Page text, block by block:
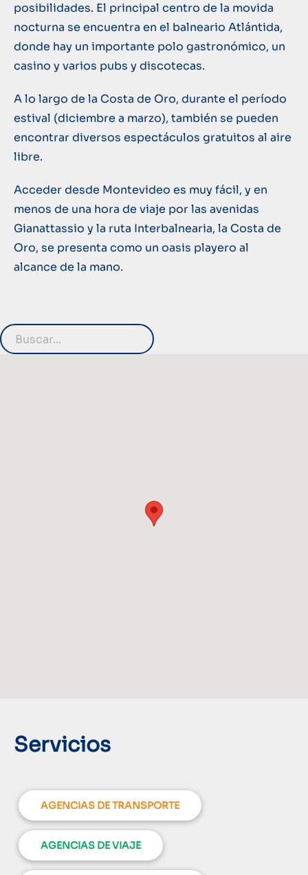
posibilidades. El principal centro de la movida
nocturna se encuentra en el balneario Atlántida,
donde hay un importante polo gastronómico, un
casino y varios pubs y discotecas.
A lo largo de la Costa de Oro, durante el período
estival (diciembre a marzo), también se pueden
encontrar diversos espectáculos gratuitos al aire
libre.
Acceder desde Montevideo es muy fácil, y en
menos de una hora de viaje por las avenidas
Gianattassio y la ruta Interbalnearia, la Costa de
Oro, se presenta como un oasis playero al
alcance de la mano.
Servicios
AGENCIAS DE TRANSPORTE
AGENCIAS DE VIAJE